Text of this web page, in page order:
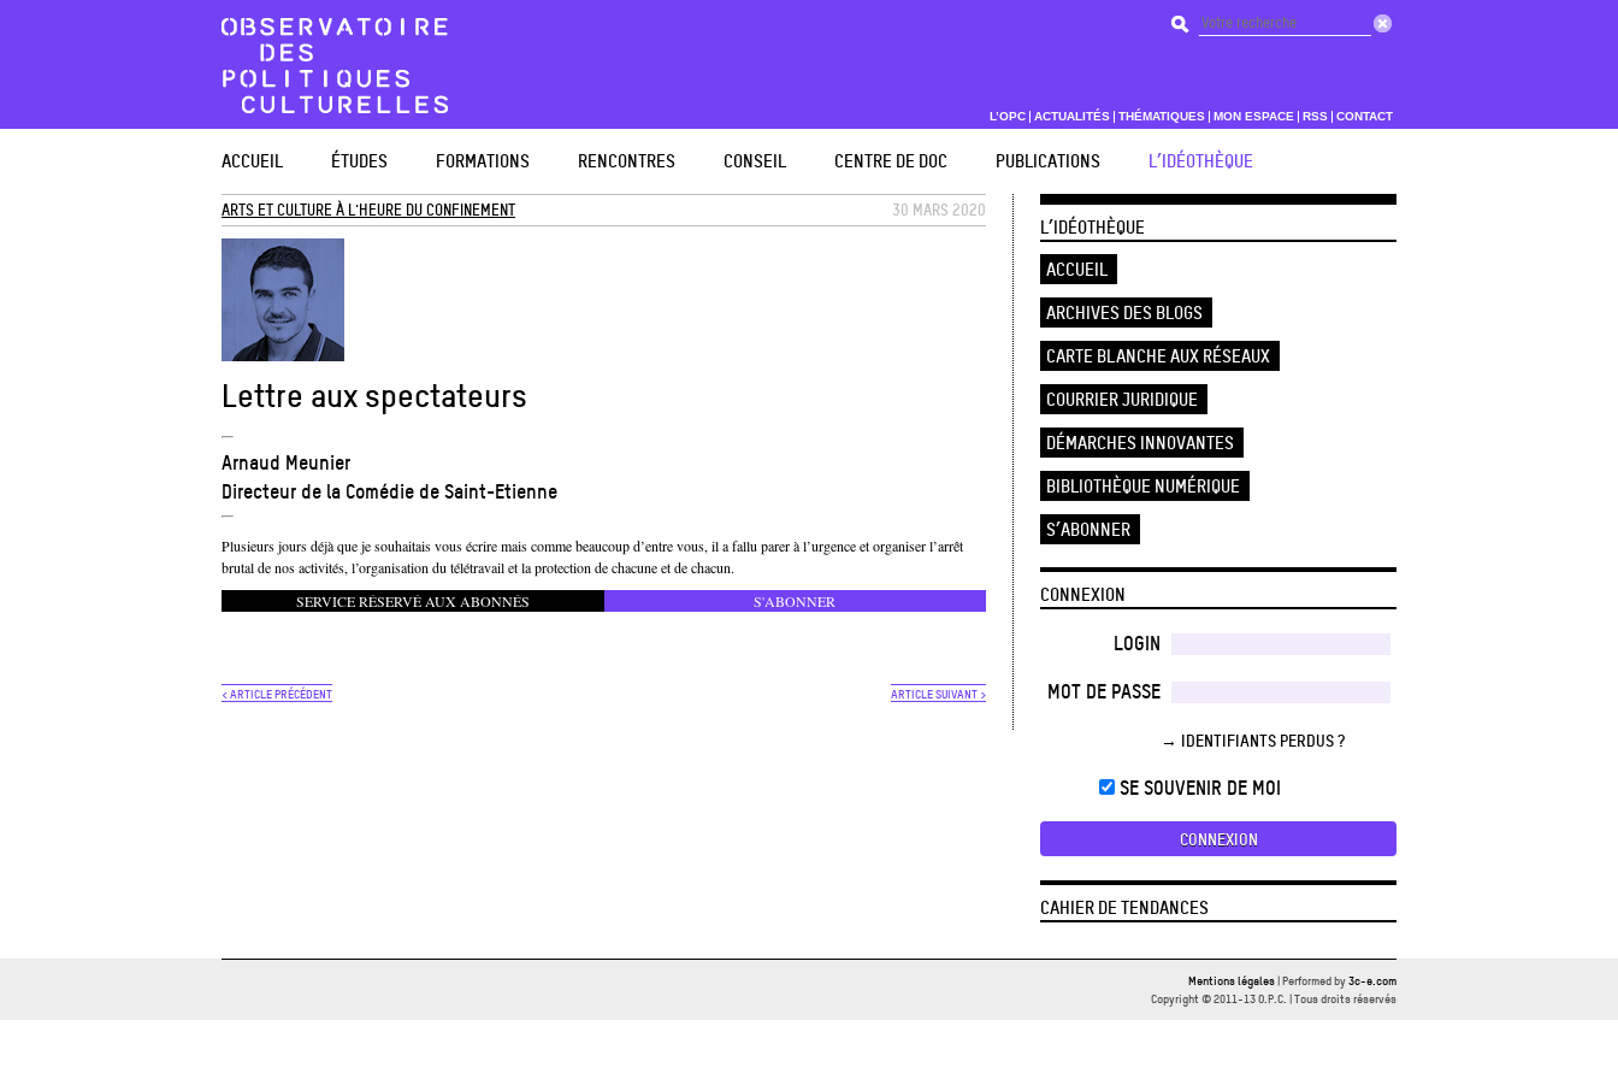
L’OPC ACTUALITÉS THÉMATIQUES MON ESPACE RSS CONTACT
ACCUEIL ÉTUDES FORMATIONS RENCONTRES CONSEIL CENTRE DE DOC PUBLICATIONS L’IDÉOTHÈQUE
ARTS ET CULTURE À L'HEURE DU CONFINEMENT 30 MARS 2020
Lettre aux spectateurs
Arnaud Meunier
Directeur de la Comédie de Saint-Etienne
Plusieurs jours déjà que je souhaitais vous écrire mais comme beaucoup d’entre vous, il a fallu parer à l’urgence et organiser l’arrêt
brutal de nos activités, l’organisation du télétravail et la protection de chacune et de chacun.
SERVICE RÉSERVÉ AUX ABONNÉS
S'ABONNER
ARTICLE SUIVANT >
< ARTICLE PRÉCÉDENT
L’IDÉOTHÈQUE
ACCUEIL
ARCHIVES DES BLOGS
CARTE BLANCHE AUX RÉSEAUX
COURRIER JURIDIQUE
DÉMARCHES INNOVANTES
BIBLIOTHÈQUE NUMÉRIQUE
S’ABONNER
CONNEXION
LOGIN
MOT DE PASSE
→ IDENTIFIANTS PERDUS ?
SE SOUVENIR DE MOI
CAHIER DE TENDANCES
Mentions légales| Performed by3c-e.com
Copyright © 2011-13 O.P.C. | Tous droits réservés